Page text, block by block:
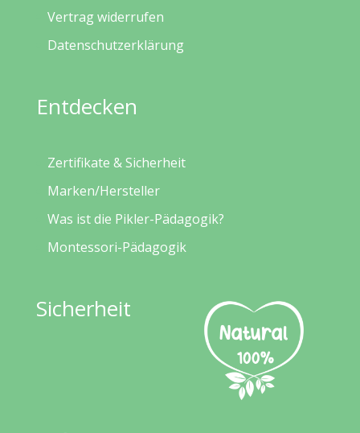
Vertrag widerrufen
Datenschutzerklärung
Entdecken
Zertifikate & Sicherheit
Marken/Hersteller
Was ist die Pikler-Pädagogik?
Montessori-Pädagogik
Sicherheit